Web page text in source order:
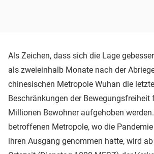
Als Zeichen, dass sich die Lage
als zweieinhalb Monate nach der
chinesischen Metropole Wuhan die
Beschränkungen der Bewegungsfreiheit
Millionen Bewohner aufgehoben
betroffenen Metropole, wo die
ihren Ausgang genommen hatte, wird